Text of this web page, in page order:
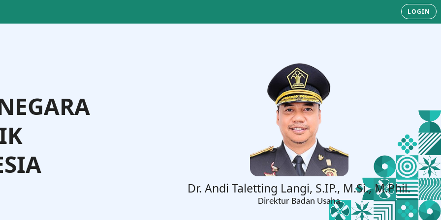
LOGIN
Dr. Andi Taletting Langi, S.IP., M.Si., M.Phil.
Direktur Badan Usaha